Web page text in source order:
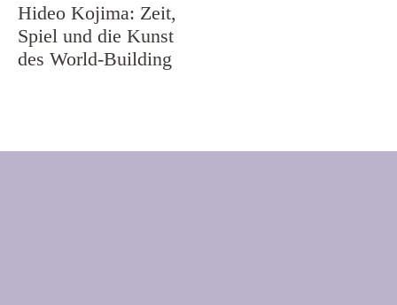
Hideo Kojima: Zeit,
Spiel und die Kunst
des World-Building